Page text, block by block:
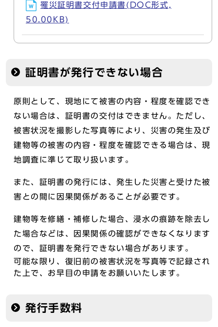
罹災証明書交付申請書(DOC形式,
50.00KB)
証明書が発行できない場合
原則として、現地にて被害の内容・程度を確認でき
ない場合は、証明書の交付はできません。ただし、
被害状況を撮影した写真等により、災害の発生及び
建物等の被害の内容・程度を確認できる場合は、現
地調査に準じて取り扱います。
また、証明書の発行には、発生した災害と受けた被
害との間に因果関係があることが必要です。
建物等を修繕・補修した場合、浸水の痕跡を除去し
た場合などは、因果関係の確認ができなくなります
ので、証明書を発行できない場合があります。
可能な限り、復旧前の被害状況を写真等で記録され
た上で、お早目の申請をお願いいたします。
発行手数料